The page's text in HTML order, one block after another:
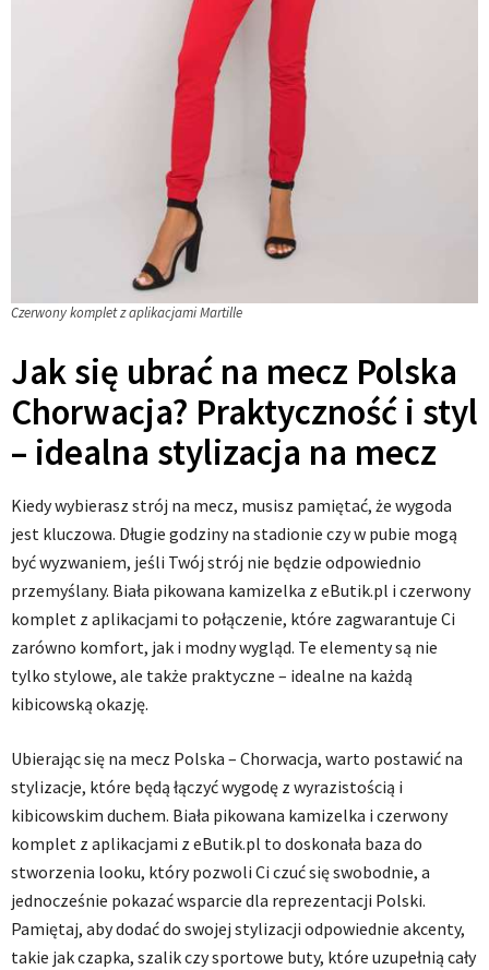
Czerwony komplet z aplikacjami Martille
Jak się ubrać na mecz Polska
Chorwacja? Praktyczność i styl
– idealna stylizacja na mecz
Kiedy wybierasz strój na mecz, musisz pamiętać, że wygoda
jest kluczowa. Długie godziny na stadionie czy w pubie mogą
być wyzwaniem, jeśli Twój strój nie będzie odpowiednio
przemyślany. Biała pikowana kamizelka z eButik.pl i czerwony
komplet z aplikacjami to połączenie, które zagwarantuje Ci
zarówno komfort, jak i modny wygląd. Te elementy są nie
tylko stylowe, ale także praktyczne – idealne na każdą
kibicowską okazję.
Ubierając się na mecz Polska – Chorwacja, warto postawić na
stylizacje, które będą łączyć wygodę z wyrazistością i
kibicowskim duchem. Biała pikowana kamizelka i czerwony
komplet z aplikacjami z eButik.pl to doskonała baza do
stworzenia looku, który pozwoli Ci czuć się swobodnie, a
jednocześnie pokazać wsparcie dla reprezentacji Polski.
Pamiętaj, aby dodać do swojej stylizacji odpowiednie akcenty,
takie jak czapka, szalik czy sportowe buty, które uzupełnią cały